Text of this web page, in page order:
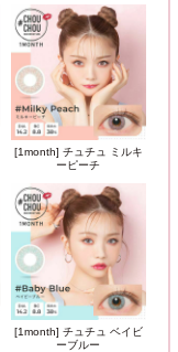
[1month] チュチュ ミルキ
ーピーチ
[1month] チュチュ ベイビ
ーブルー